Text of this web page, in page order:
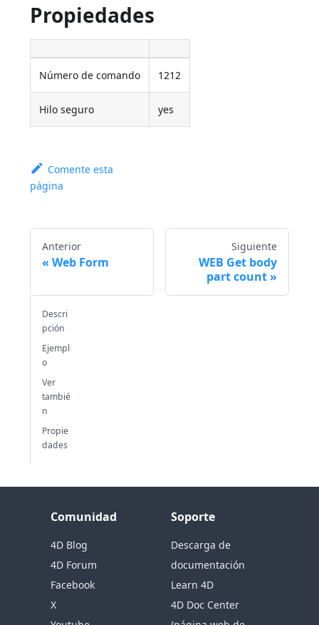
Propiedades
Número de comando 1212
Hilo seguro yes
Comente esta
página
Anterior
Web Form
Siguiente
WEB Get body
part count
Descri
pción
Ejempl
o
Ver
tambié
n
Propie
dades
Comunidad
4D Blog
4D Forum
Facebook
X
Soporte
Descarga de
documentación
Learn 4D
4D Doc Center